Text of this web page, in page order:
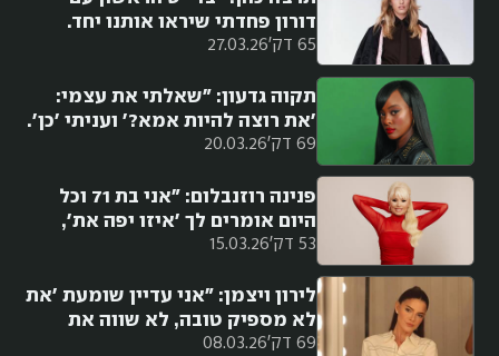
65 דק' 27.03.26
דורון פחדתי שיראו אותנו יחד.
שמתי כובע, כיסיתי את עצמי,
תמונה?'"
69 דק' 20.03.26
תקוה גדעון: "שאלתי את עצמי:
'את רוצה להיות אמא?' ועניתי 'כן'.
הקפאת ביציות הייתה החלטה
53 דק' 15.03.26
פנינה רוזנבלום: "אני בת 71 וכל
היום אומרים לך 'איזו יפה את',
'איזה גוף יש לך', 'איזה מותניים
69 דק' 08.03.26
לירון ויצמן: "אני עדיין שומעת 'את
לא מספיק טובה, לא שווה את
הכסף הזה'. אבל אני אומרת